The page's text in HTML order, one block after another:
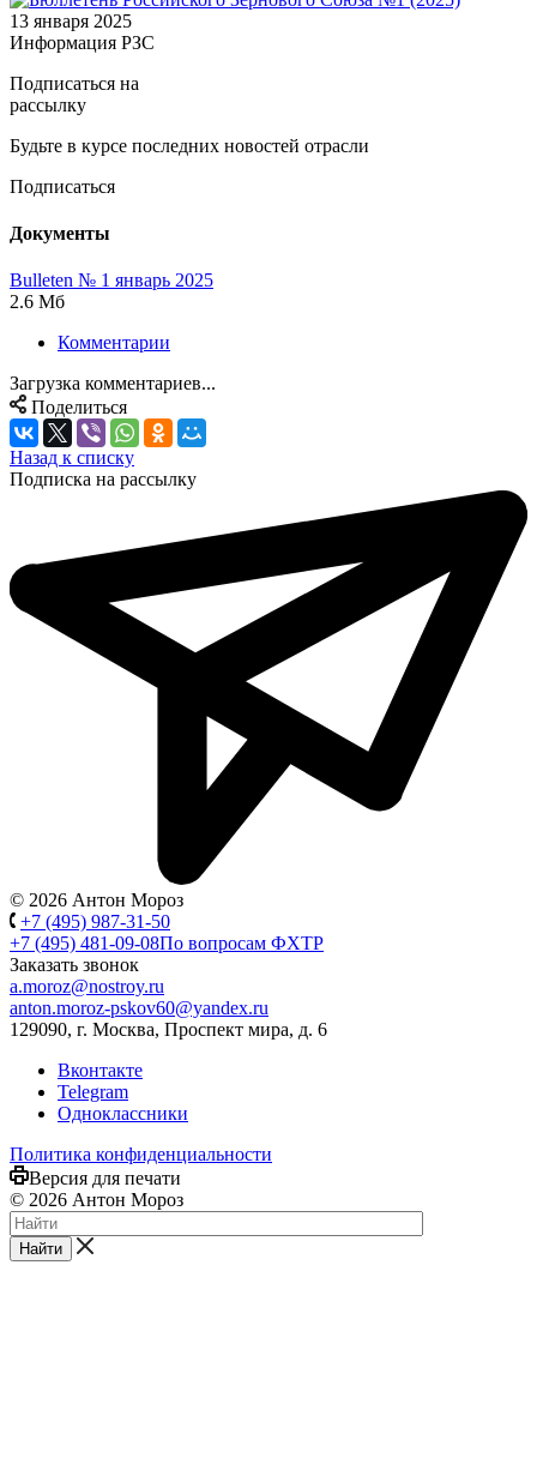
13 января 2025
Информация РЗС
Подписаться на
рассылку
Будьте в курсе последних новостей отрасли
Подписаться
Документы
Bulleten № 1 январь 2025
2.6 Мб
Комментарии
Загрузка комментариев...
Поделиться
Назад к списку
Подписка на рассылку
© 2026 Антон Мороз
+7 (495) 987-31-50
+7 (495) 481-09-08По вопросам ФХТР
Заказать звонок
a.moroz@nostroy.ru
anton.moroz-pskov60@yandex.ru
129090, г. Москва, Проспект мира, д. 6
Вконтакте
Telegram
Одноклассники
Политика конфиденциальности
Версия для печати
© 2026 Антон Мороз
Найти